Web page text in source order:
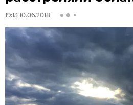
19:13 10.06.2018